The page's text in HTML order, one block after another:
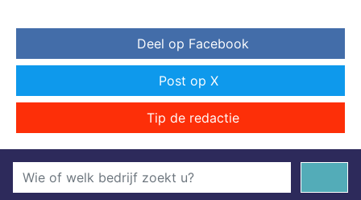
Deel op Facebook
Post op X
Tip de redactie